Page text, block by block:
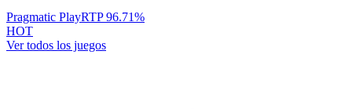
Pragmatic PlayRTP96.71%
HOT
Ver todos los juegos